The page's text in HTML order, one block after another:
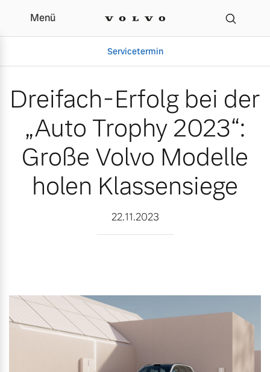
Dreifach-Erfolg bei der
Menü
Servicetermin
Gebrauchtwagen
Aktuelle Zubehörangebote
Unsere News & Events
Dreifach-Erfolg bei der
„Auto Trophy 2023“:
Große Volvo Modelle
holen Klassensiege
22.11.2023